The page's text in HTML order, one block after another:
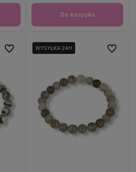
Do koszyka
Do ulubionychWYSYŁKA 24H
WYSYŁKA 24H Do